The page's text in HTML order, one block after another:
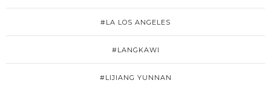
#LA LOS ANGELES
#LANGKAWI
#LIJIANG YUNNAN